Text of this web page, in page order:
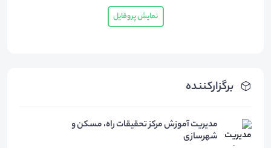
برگزارکننده
مدیریت آموزش مرکز تحقیقات راه، مسکن و
شهرسازی
نمایش پروفایل